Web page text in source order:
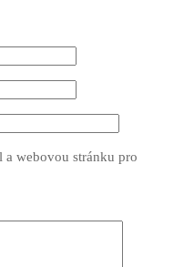
webovou stránku pro